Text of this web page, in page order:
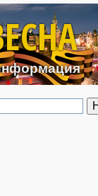
к основному